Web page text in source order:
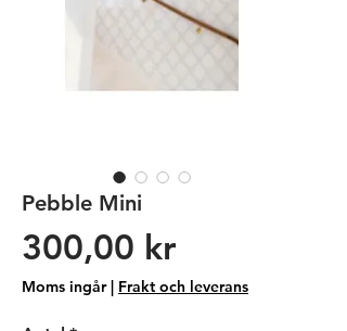
Pebble Mini
300,00 krPris
Moms ingår| Frakt och leverans